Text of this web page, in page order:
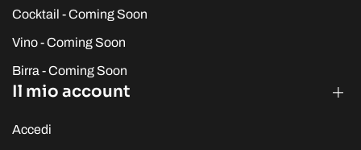
Cocktail - Coming Soon
Vino - Coming Soon
Birra - Coming Soon
Il mio account
Accedi